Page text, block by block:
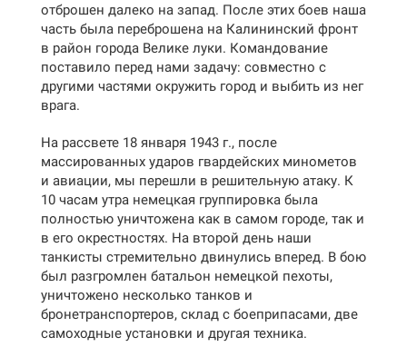
отброшен далеко на запад. После этих боев наша
часть была переброшена на Калининский фронт
в район города Велике луки. Командование
поставило перед нами задачу: совместно с
другими частями окружить город и выбить из нег
врага.
На рассвете 18 января 1943 г., после
массированных ударов гвардейских минометов
и авиации, мы перешли в решительную атаку. К
10 часам утра немецкая группировка была
полностью уничтожена как в самом городе, так и
в его окрестностях. На второй день наши
танкисты стремительно двинулись вперед. В бою
был разгромлен батальон немецкой пехоты,
уничтожено несколько танков и
бронетранспортеров, склад с боеприпасами, две
самоходные установки и другая техника.